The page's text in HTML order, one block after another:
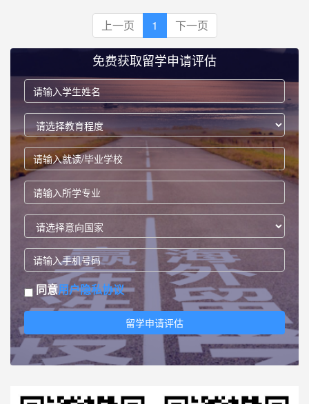
上一页 1 下一页
免费获取留学申请评估
同意用户隐私协议
留学申请评估